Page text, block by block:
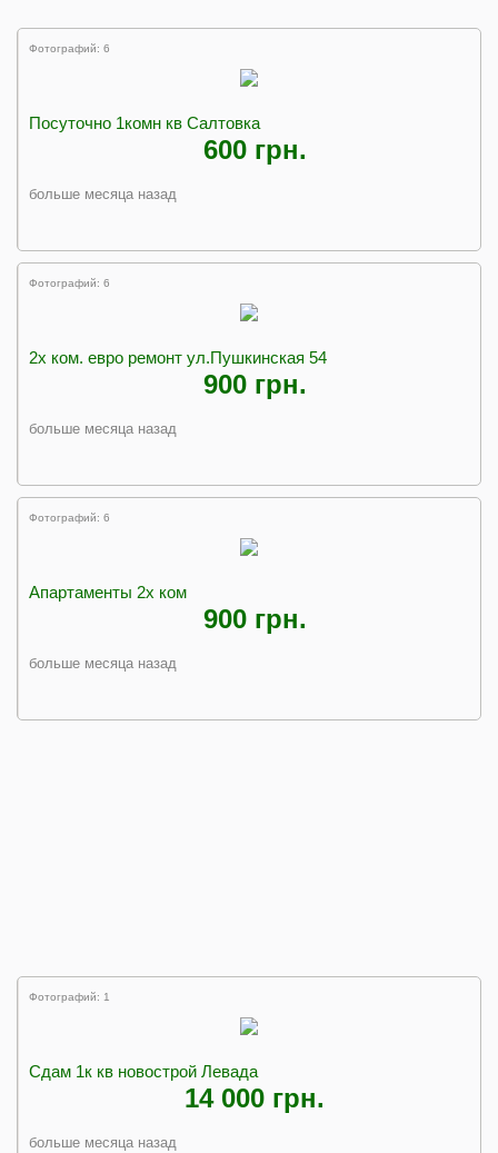
Фотографий: 6
Посуточно 1комн кв Салтовка
600 грн.
больше месяца назад
Фотографий: 6
2х ком. евро ремонт ул.Пушкинская 54
900 грн.
больше месяца назад
Фотографий: 6
Апартаменты 2х ком
900 грн.
больше месяца назад
Фотографий: 1
Сдам 1к кв новострой Левада
14 000 грн.
больше месяца назад